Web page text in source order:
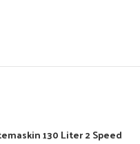
130 Liter 2 Speed